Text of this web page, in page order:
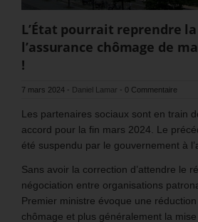
L’État pourrait reprendre
l’assurance chômage de
!
7 mars 2024 - Daniel Lamar - 0 Commentaire
Les partenaires sociaux sont en train
accord pour la fin mars 2024. Le
été suspendu par le gouvernement à
Sans avoir la correction d’attendre le
négociation entre organisations
Premier ministre évoque une réduction
chômage et plus généralement la